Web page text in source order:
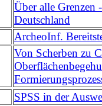
Über alle Grenzen
Deutschland
ArcheoInf.
Von Scherben zu
SPSS in der